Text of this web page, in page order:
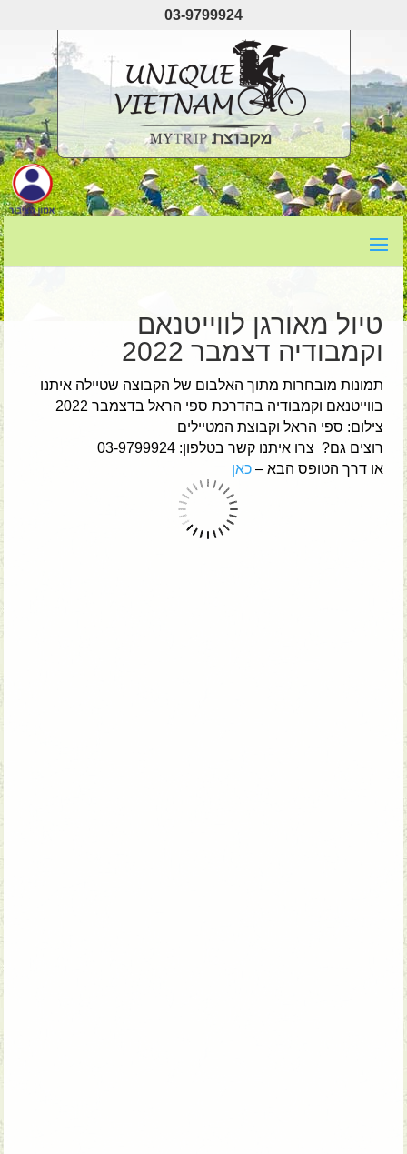
03-9799924
טיול מאורגן לווייטנאם
וקמבודיה דצמבר 2022
תמונות מובחרות מתוך האלבום של הקבוצה שטיילה איתנו
בווייטנאם וקמבודיה בהדרכת ספי הראל בדצמבר 2022
צילום: ספי הראל וקבוצת המטיילים
רוצים גם? צרו איתנו קשר בטלפון: 03-9799924
או דרך הטופס הבא –כאן